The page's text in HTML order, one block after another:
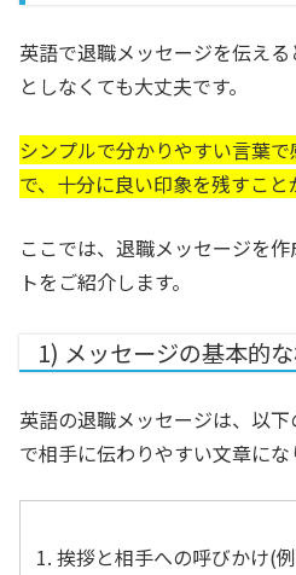
英語で退職メッセージを伝え
としなくても大丈夫です。
シンプルで分かりやすい言葉
で、十分に良い印象を残すこと
ここでは、退職メッセージを
トをご紹介します。
1) メッセージの基本的
英語の退職メッセージは、以
で相手に伝わりやすい文章にな
挨拶と相手への呼びかけ(